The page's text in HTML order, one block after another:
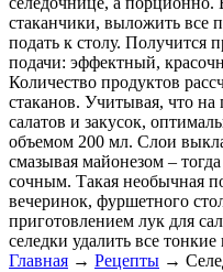
стаканчики, выложить все
подать к столу. Получится
подачи: эффектный,
Количество продуктов
стаканов. Учитывая, что на
салатов и закусок,
объемом 200 мл. Слои
смазывая майонезом –
сочным. Такая необычная
вечеринок, фуршетного
приготовлением лук для
селедки удалить все тонкие
Главная → Рецепты →